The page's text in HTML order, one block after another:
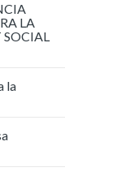
LA
SOCIAL
la